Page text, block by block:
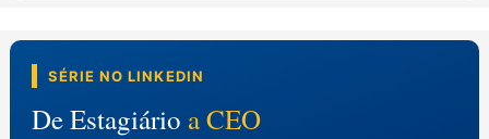
SÉRIE NO LINKEDIN
De Estagiário a CEO